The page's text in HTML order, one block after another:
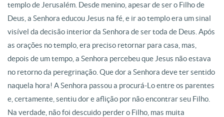
templo de Jerusalém. Desde menino, apesar de ser o Filho de
Deus, a Senhora educou Jesus na fé, e ir ao templo era um sinal
visível da decisão interior da Senhora de ser toda de Deus. Após
as orações no templo, era preciso retornar para casa, mas,
depois de um tempo, a Senhora percebeu que Jesus não estava
no retorno da peregrinação. Que dor a Senhora deve ter sentido
naquela hora! A Senhora passou a procurá-Lo entre os parentes
e, certamente, sentiu dor e aflição por não encontrar seu Filho.
Na verdade, não foi descuido perder o Filho, mas muita